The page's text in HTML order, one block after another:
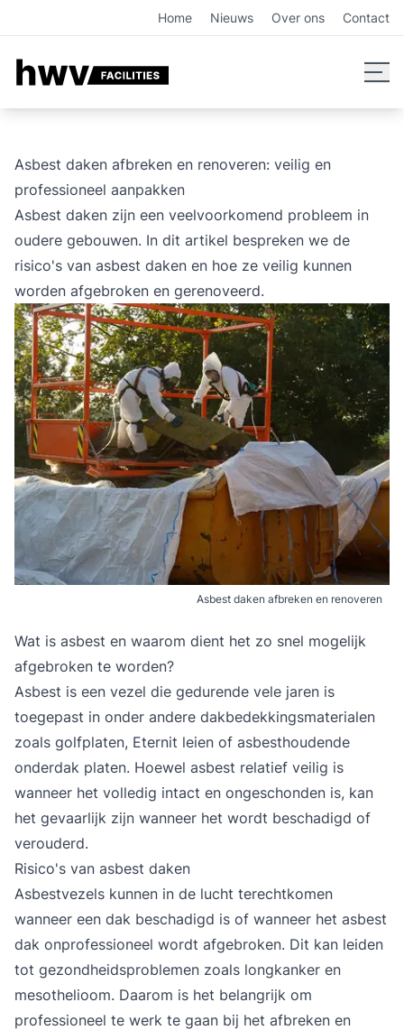
Asbest daken veilig afbreken en renoveren met HWV
Home Nieuws Over ons Contact
Asbest daken afbreken en renoveren: veilig en
professioneel aanpakken
Asbest daken zijn een veelvoorkomend probleem in
oudere gebouwen. In dit artikel bespreken we de
risico's van asbest daken en hoe ze veilig kunnen
worden afgebroken en gerenoveerd.
Asbest daken afbreken en renoveren
Wat is asbest en waarom dient het zo snel mogelijk
afgebroken te worden?
Asbest is een vezel die gedurende vele jaren is
toegepast in onder andere dakbedekkingsmaterialen
zoals golfplaten, Eternit leien of asbesthoudende
onderdak platen. Hoewel asbest relatief veilig is
wanneer het volledig intact en ongeschonden is, kan
het gevaarlijk zijn wanneer het wordt beschadigd of
verouderd.
Risico's van asbest daken
Asbestvezels kunnen in de lucht terechtkomen
wanneer een dak beschadigd is of wanneer het asbest
dak onprofessioneel wordt afgebroken. Dit kan leiden
tot gezondheidsproblemen zoals longkanker en
mesothelioom. Daarom is het belangrijk om
professioneel te werk te gaan bij het afbreken en